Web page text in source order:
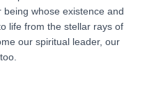
being whose existence and
life from the stellar rays of
our spiritual leader, our